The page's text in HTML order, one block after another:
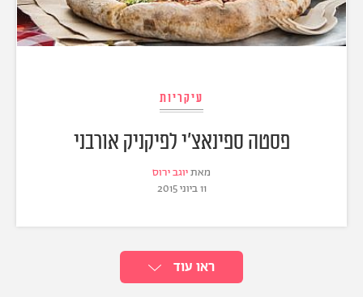
עיקריות
פסטה ספינאצ׳י לפיקניק אורבני
מאתיוגב ירוס
11 ביוני 2015
ראו עוד